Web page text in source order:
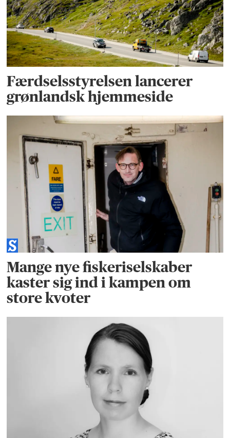
Færdselsstyrelsen lancerer
grønlandsk hjemmeside
Mange nye fiskeriselskaber
kaster sig ind i kampen om
store kvoter